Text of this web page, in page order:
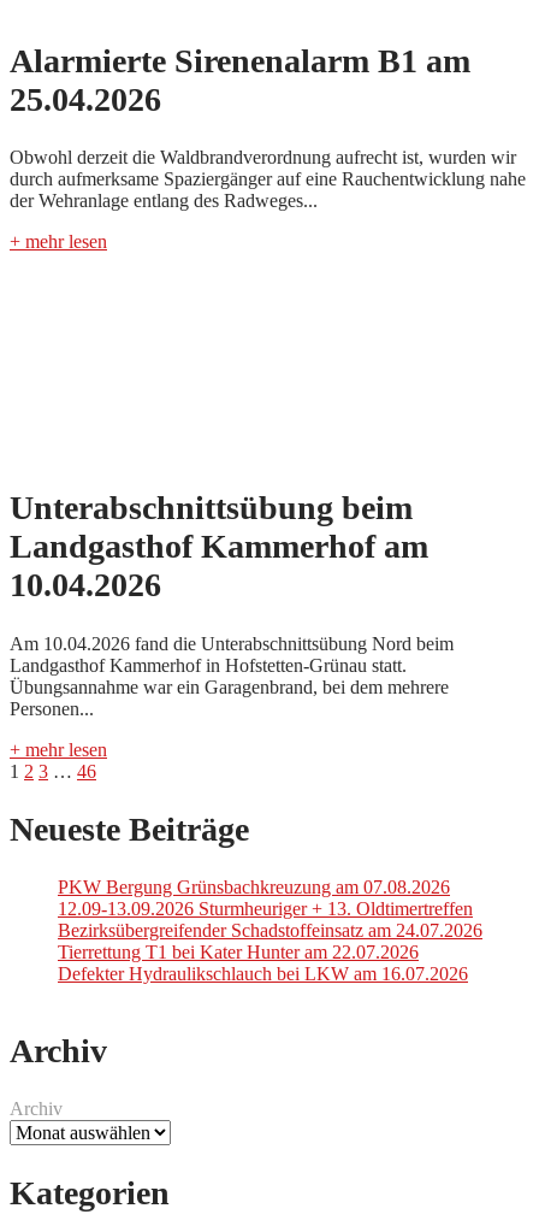
Alarmierte Sirenenalarm B1 am
25.04.2026
Obwohl derzeit die Waldbrandverordnung aufrecht ist, wurden wir
durch aufmerksame Spaziergänger auf eine Rauchentwicklung nahe
der Wehranlage entlang des Radweges...
+ mehr lesen
Unterabschnittsübung beim
Landgasthof Kammerhof am
10.04.2026
Am 10.04.2026 fand die Unterabschnittsübung Nord beim
Landgasthof Kammerhof in Hofstetten-Grünau statt.
Übungsannahme war ein Garagenbrand, bei dem mehrere
Personen...
+ mehr lesen
Seitennummerierung
der
1 2 3 … 46
Neueste Beiträge
PKW Bergung Grünsbachkreuzung am 07.08.2026
12.09-13.09.2026 Sturmheuriger + 13. Oldtimertreffen
Bezirksübergreifender Schadstoffeinsatz am 24.07.2026
Tierrettung T1 bei Kater Hunter am 22.07.2026
Defekter Hydraulikschlauch bei LKW am 16.07.2026
Archiv
Archiv
Kategorien